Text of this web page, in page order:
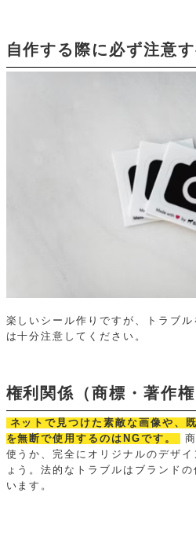
自作する際に必ず注意
楽しいシール作りですが、トラブ
は十分注意してください。
権利関係（商標・著作
ネットで見つけた素敵な画像や、
を無断で使用するのはNGです。
使うか、完全にオリジナルのデザ
ょう。法的なトラブルはブランド
います。